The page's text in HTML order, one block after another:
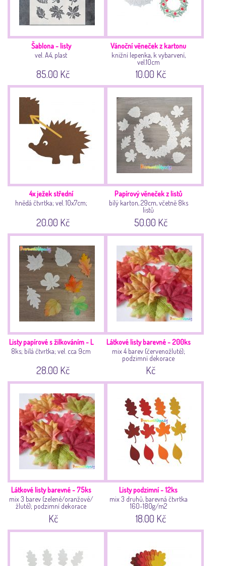
Šablona - listy
vel. A4, plast
85.00 Kč
Vánoční věneček z kartonu
knižní lepenka, k vybarvení,
vel.10cm
10.00 Kč
4x ježek střední
hnědá čtvrtka; vel. 10x7cm;
20.00 Kč
Papírový věneček z listů
bílý karton, 29cm, včetně 8ks
listů
50.00 Kč
Listy papírové s žilkováním - L
8ks; bílá čtvrtka; vel. cca 9cm
28.00 Kč
Látkové listy barevné - 200ks
mix 4 barev (červenožluté);
podzimní dekorace
Kč
Látkové listy barevné - 75ks
mix 3 barev (zelené/oranžové/
žluté); podzimní dekorace
Kč
Listy podzimní - 12ks
mix 3 druhů, barevná čtvrtka
160-180g/m2
18.00 Kč